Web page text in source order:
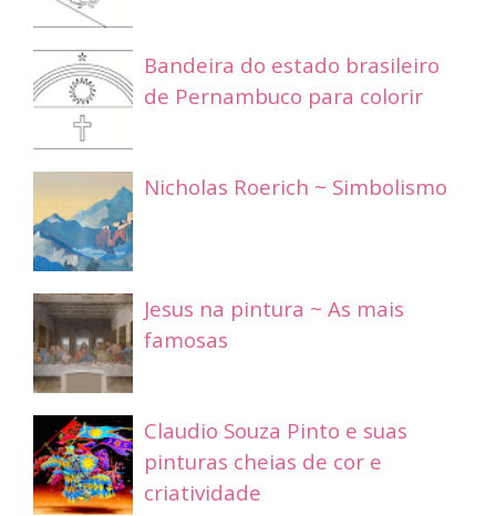
Bandeira do estado brasileiro
de Pernambuco para colorir
Nicholas Roerich ~ Simbolismo
Jesus na pintura ~ As mais
famosas
Claudio Souza Pinto e suas
pinturas cheias de cor e
criatividade